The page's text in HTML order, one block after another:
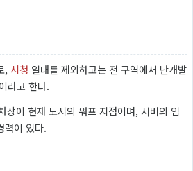
, 시청 일대를 제외하고는 전 구역에서 난개발
라고 한다.
장이 현재 도시의 워프 지점이며, 서버의 임
력이 있다.